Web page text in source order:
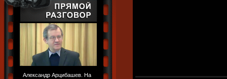
Александр Арцибашев. На